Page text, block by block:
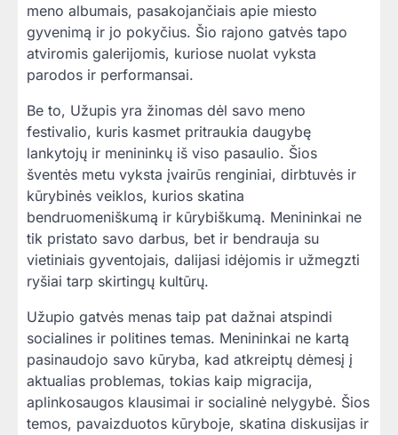
meno albumais, pasakojančiais apie miesto
gyvenimą ir jo pokyčius. Šio rajono gatvės tapo
atviromis galerijomis, kuriose nuolat vyksta
parodos ir performansai.
Be to, Užupis yra žinomas dėl savo meno
festivalio, kuris kasmet pritraukia daugybę
lankytojų ir menininkų iš viso pasaulio. Šios
šventės metu vyksta įvairūs renginiai, dirbtuvės ir
kūrybinės veiklos, kurios skatina
bendruomeniškumą ir kūrybiškumą. Menininkai ne
tik pristato savo darbus, bet ir bendrauja su
vietiniais gyventojais, dalijasi idėjomis ir užmegzti
ryšiai tarp skirtingų kultūrų.
Užupio gatvės menas taip pat dažnai atspindi
socialines ir politines temas. Menininkai ne kartą
pasinaudojo savo kūryba, kad atkreiptų dėmesį į
aktualias problemas, tokias kaip migracija,
aplinkosaugos klausimai ir socialinė nelygybė. Šios
temos, pavaizduotos kūryboje, skatina diskusijas ir